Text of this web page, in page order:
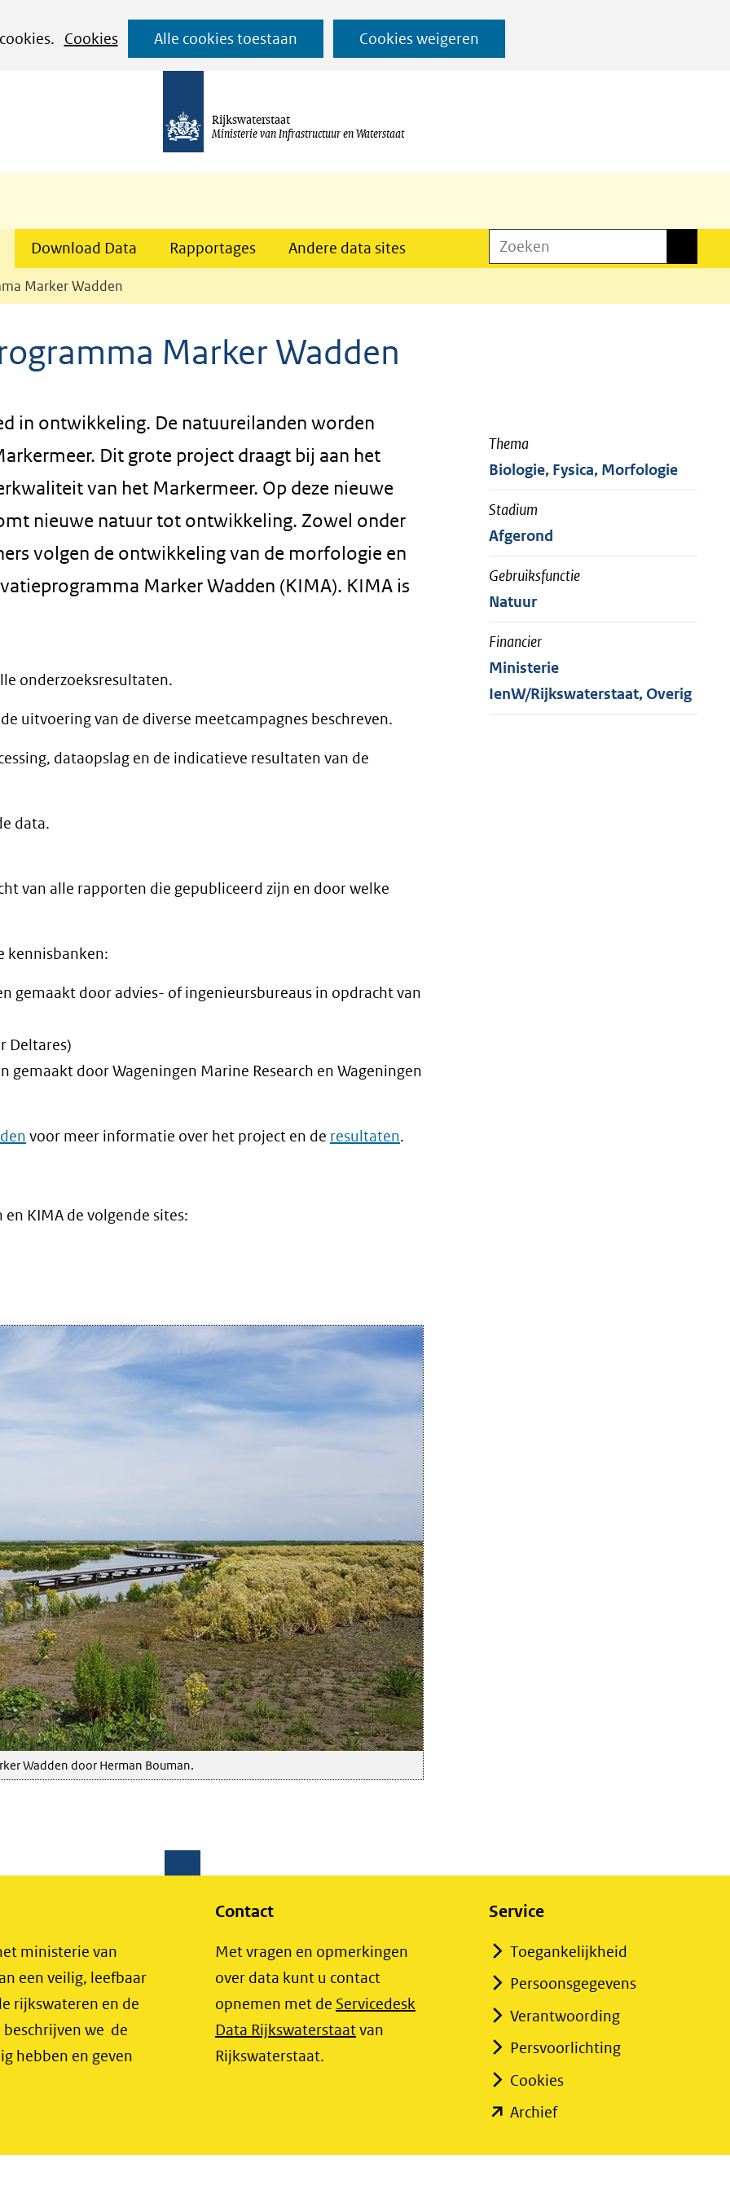
Cookies
Alle cookies toestaan Cookies weigeren
Ga
naar
de
Rijkswaterstaat
Ministerie van Infrastructuur en Waterstaat
Download Data Rapportages Andere data sites Zoeken
Marker Wadden
Marker Wadden
in ontwikkeling. De natuureilanden worden
Dit grote project draagt bij aan het
van het Markermeer. Op deze nieuwe
nieuwe natuur tot ontwikkeling. Zowel onder
volgen de ontwikkeling van de morfologie en
Marker Wadden (KIMA). KIMA is
onderzoeksresultaten.
uitvoering van de diverse meetcampagnes beschreven.
dataopslag en de indicatieve resultaten van de
data.
van alle rapporten die gepubliceerd zijn en door welke
kennisbanken:
gemaakt door advies- of ingenieursbureaus in opdracht van
Deltares)
gemaakt door Wageningen Marine Research en Wageningen
voor meer informatie over het project en de resultaten.
KIMA de volgende sites:
Wadden door Herman Bouman.
Thema
Biologie, Fysica, Morfologie
Stadium
Afgerond
Gebruiksfunctie
Natuur
Financier
Ministerie
IenW/Rijkswaterstaat, Overig
ministerie van
een veilig, leefbaar
rijkswateren en de
beschrijven we de
hebben en geven
Contact
Met vragen en opmerkingen
over data kunt u contact
opnemen met de Servicedesk
Data Rijkswaterstaat(opent
naar
van
Rijkswaterstaat.
Service
Toegankelijkheid
Persoonsgegevens
Verantwoording
Persvoorlichting
Cookies
Archief(opent